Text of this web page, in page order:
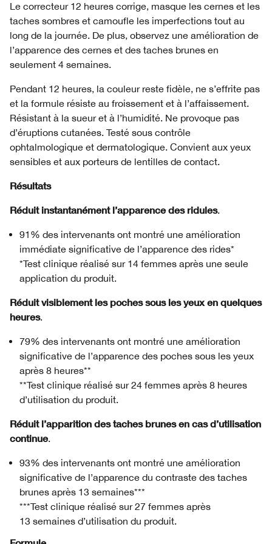
Le correcteur 12 heures corrige, masque les cernes et les
taches sombres et camoufle les imperfections tout au
long de la journée. De plus, observez une amélioration de
l’apparence des cernes et des taches brunes en
seulement 4 semaines.
Pendant 12 heures, la couleur reste fidèle, ne s’effrite pas
et la formule résiste au froissement et à l’affaissement.
Résistant à la sueur et à l’humidité. Ne provoque pas
d’éruptions cutanées. Testé sous contrôle
ophtalmologique et dermatologique. Convient aux yeux
sensibles et aux porteurs de lentilles de contact.
Résultats
Réduit instantanément l’apparence des ridules.
91% des intervenants ont montré une amélioration
immédiate significative de l’apparence des rides*
*Test clinique réalisé sur 14 femmes après une seule
application du produit.
Réduit visiblement les poches sous les yeux en quelques
heures.
79% des intervenants ont montré une amélioration
significative de l’apparence des poches sous les yeux
après 8 heures**
**Test clinique réalisé sur 24 femmes après 8 heures
d’utilisation du produit.
Réduit l’apparition des taches brunes en cas d’utilisation
continue.
93% des intervenants ont montré une amélioration
significative de l’apparence du contraste des taches
brunes après 13 semaines***
***Test clinique réalisé sur 27 femmes après
13 semaines d’utilisation du produit.